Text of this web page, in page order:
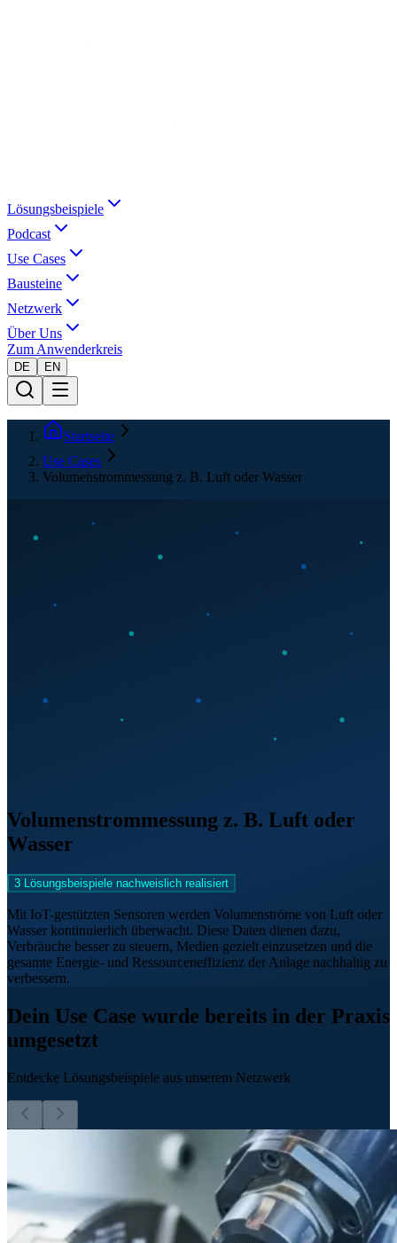
Lösungsbeispiele
Podcast
Use Cases
Bausteine
Netzwerk
Über Uns
Zum Anwenderkreis
DE EN
Startseite
Use Cases
Volumenstrommessung z. B. Luft oder Wasser
Volumenstrommessung z. B. Luft oder
Wasser
3 Lösungsbeispiele nachweislich realisiert
Mit IoT-gestützten Sensoren werden Volumenströme von Luft oder
Wasser kontinuierlich überwacht. Diese Daten dienen dazu,
Verbräuche besser zu steuern, Medien gezielt einzusetzen und die
gesamte Energie- und Ressourceneffizienz der Anlage nachhaltig zu
verbessern.
Dein Use Case wurde bereits in der Praxis
umgesetzt
Entdecke Lösungsbeispiele aus unserem Netzwerk